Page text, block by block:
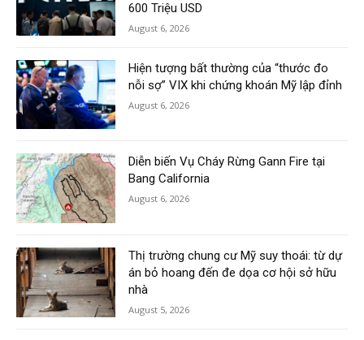
600 Triệu USD
August 6, 2026
Hiện tượng bất thường của “thước đo
nỗi sợ” VIX khi chứng khoán Mỹ lập đỉnh
August 6, 2026
Diễn biến Vụ Cháy Rừng Gann Fire tại
Bang California
August 6, 2026
Thị trường chung cư Mỹ suy thoái: từ dự
án bỏ hoang đến đe dọa cơ hội sở hữu
nhà
August 5, 2026